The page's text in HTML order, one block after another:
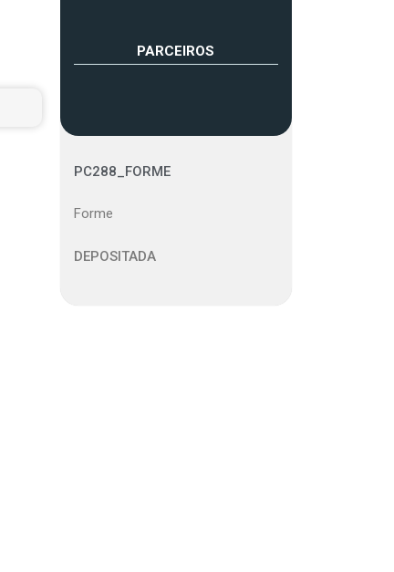
PARCEIROS
PC288_FORME
Forme
DEPOSITADA